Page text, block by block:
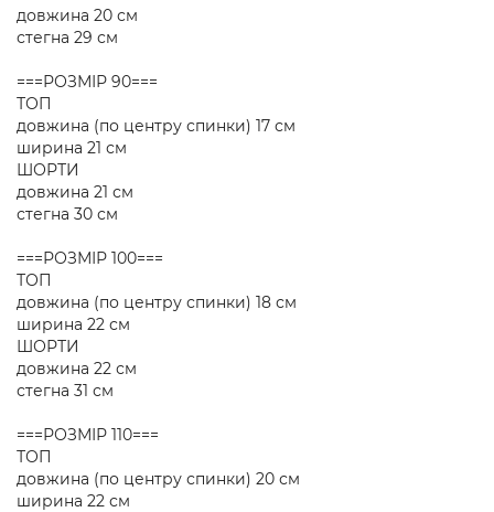
довжина 20 см
стегна 29 см
===РОЗМІР 90===
ТОП
довжина (по центру спинки) 17 см
ширина 21 см
ШОРТИ
довжина 21 см
стегна 30 см
===РОЗМІР 100===
ТОП
довжина (по центру спинки) 18 см
ширина 22 см
ШОРТИ
довжина 22 см
стегна 31 см
===РОЗМІР 110===
ТОП
довжина (по центру спинки) 20 см
ширина 22 см